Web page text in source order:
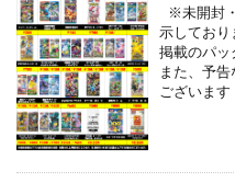
※未開封
示しており
掲載のパッ
また、予
ございます